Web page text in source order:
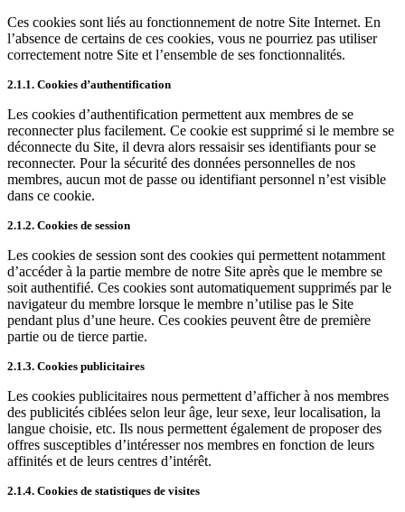
Ces cookies sont liés au fonctionnement de notre Site Internet. En
l’absence de certains de ces cookies, vous ne pourriez pas utiliser
correctement notre Site et l’ensemble de ses fonctionnalités.
2.1.1. Cookies d’authentification
Les cookies d’authentification permettent aux membres de se
reconnecter plus facilement. Ce cookie est supprimé si le membre se
déconnecte du Site, il devra alors ressaisir ses identifiants pour se
reconnecter. Pour la sécurité des données personnelles de nos
membres, aucun mot de passe ou identifiant personnel n’est visible
dans ce cookie.
2.1.2. Cookies de session
Les cookies de session sont des cookies qui permettent notamment
d’accéder à la partie membre de notre Site après que le membre se
soit authentifié. Ces cookies sont automatiquement supprimés par le
navigateur du membre lorsque le membre n’utilise pas le Site
pendant plus d’une heure. Ces cookies peuvent être de première
partie ou de tierce partie.
2.1.3. Cookies publicitaires
Les cookies publicitaires nous permettent d’afficher à nos membres
des publicités ciblées selon leur âge, leur sexe, leur localisation, la
langue choisie, etc. Ils nous permettent également de proposer des
offres susceptibles d’intéresser nos membres en fonction de leurs
affinités et de leurs centres d’intérêt.
2.1.4. Cookies de statistiques de visites